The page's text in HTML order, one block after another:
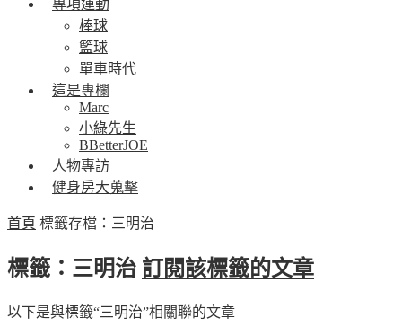
專項運動
棒球
籃球
單車時代
這是專欄
Marc
小綠先生
BBetterJOE
人物專訪
健身房大蒐擊
首頁 標籤存檔：三明治
標籤：三明治 訂閱該標籤的文章
以下是與標籤“三明治”相關聯的文章